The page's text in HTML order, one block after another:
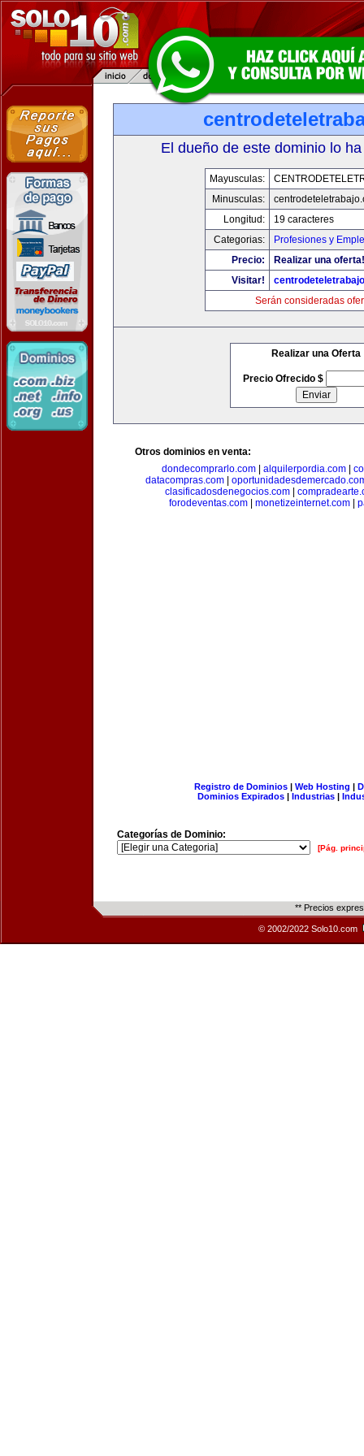
El dueño de este dominio lo
Mayusculas:
Minusculas:
Longitud:
19 caracteres
Categorias:
Profesiones y
Precio:
Realizar una oferta!
Visitar!
Serán consideradas
Realizar una Oferta
Precio Ofrecido $
Otros dominios en venta:
dondecomprarlo.com| alquilerpordia.com|
datacompras.com
clasificadosdenegocios.com|
forodeventas.com| monetizeinternet.com|
Registro de Dominios| Web Hosting |
Dominios Expirados | Industrias |
Categorías de Dominio:
[Pág.
** Precios
© 2002/2022 Solo10.com